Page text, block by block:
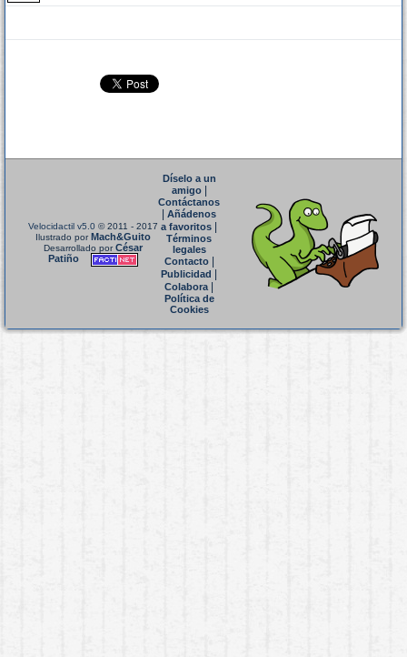
Velocidactil v5.0 © 2011 - 2017
Ilustrado porMach&Guito
Desarrollado porCésar
Patiño
Díselo a un
amigo|
Contáctanos
Añádenos
a favoritos
Términos
legales
Contacto|
Publicidad
Colabora|
Política de
Cookies